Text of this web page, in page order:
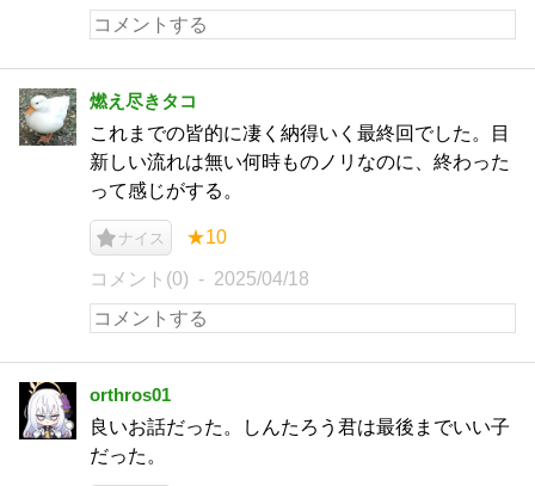
燃え尽きタコ
これまでの皆的に凄く納得いく最終回でした。目
新しい流れは無い何時ものノリなのに、終わった
って感じがする。
ナイス ★10
コメント(0) 2025/04/18
orthros01
良いお話だった。しんたろう君は最後までいい子
だった。